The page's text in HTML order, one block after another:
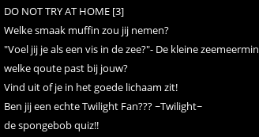
DO NOT TRY AT HOME [3]
Welke smaak muffin zou jij nemen?
"Voel jij je als een vis in de zee?"- De kleine zeemeermin
welke qoute past bij jouw?
Vind uit of je in het goede lichaam zit!
Ben jij een echte Twilight Fan??? ~Twilight~
de spongebob quiz!!